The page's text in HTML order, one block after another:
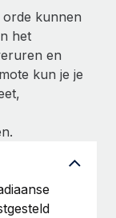
en Xero-
Plus
orde kunnen
het
en
kun je je